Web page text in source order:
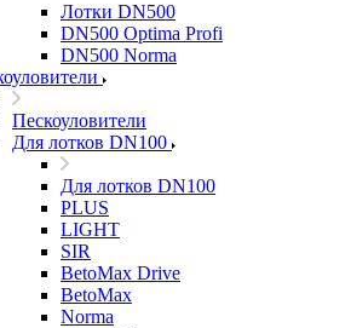
Лотки DN500
DN500 Optima Profi
DN500 Norma
Пескоуловители
Для лотков DN100
Для лотков DN100
PLUS
LIGHT
SIR
BetoMax Drive
BetoMax
Norma